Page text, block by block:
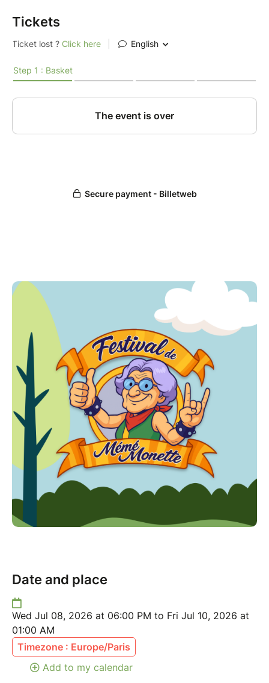
Jeudi 9 juillet
- Patrick Sébastien
- DJ Fanou
---------------------
L’EXPÉRIENCE MÉMÉ MONETTE
- Une identité unique inspirée d’une vraie “Mémé”
- 28€ les 2 jours
- Gratuit pour les moins de 10 ans
- Restauration & buvette sur place
- Animation bandas
---------------------
- Un festival où l’on vient pour chanter, danser, rire…
et repartir avec des souvenirs plein la tête
- Et petit bonus : toutes les Simone bénéficient d’une
entrée gratuite
Tickets
Date and place
Wed Jul 08, 2026 at 06:00 PM to Fri Jul 10, 2026 at
01:00 AM
Timezone : Europe/Paris
Add to my calendar